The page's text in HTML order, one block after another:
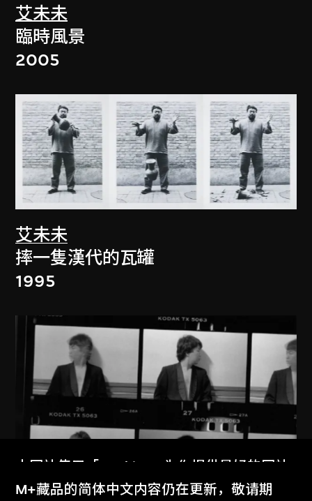
艾未未
臨時風景
2005
艾未未
摔一隻漢代的瓦罐
1995
本网站使用「Cookies」为你提供最好的网站
体验。
M+藏品的简体中文内容仍在更新，敬请期